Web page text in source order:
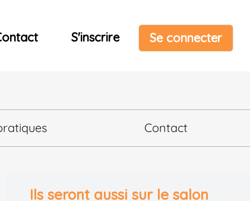
S'inscrire Se connecter
Contact
Ils seront aussi sur le salon